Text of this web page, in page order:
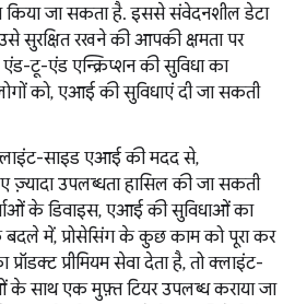
किया जा सकता है. इससे संवेदनशील डेटा
सुरक्षित रखने की आपकी क्षमता पर
टू-एंड एन्क्रिप्शन की सुविधा का
को, एआई की सुविधाएं दी जा सकती
साइड एआई की मदद से,
ज़्यादा उपलब्धता हासिल की जा सकती
के डिवाइस, एआई की सुविधाओं का
बदले में, प्रोसेसिंग के कुछ काम को पूरा कर
प्रीमियम सेवा देता है, तो क्लाइंट-
साथ एक मुफ़्त टियर उपलब्ध कराया जा